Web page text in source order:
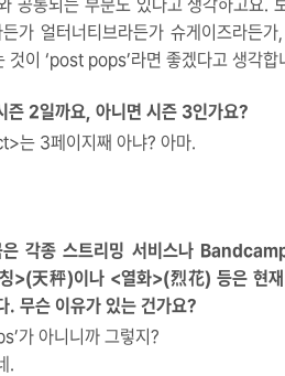
공통되는 부분도 있다고 생각하고요.
가 얼터너티브라든가 슈게이즈라든가
것이 ‘post pops’라면 좋겠다고 생각합
2일까요, 아니면 시즌 3인가요?
는 3페이지째 아냐? 아마.
각종 스트리밍 서비스나
>(天秤)이나 <열화>(烈花) 등은 현
. 무슨 이유가 있는 건가요?
가 아니니까 그렇지?
.